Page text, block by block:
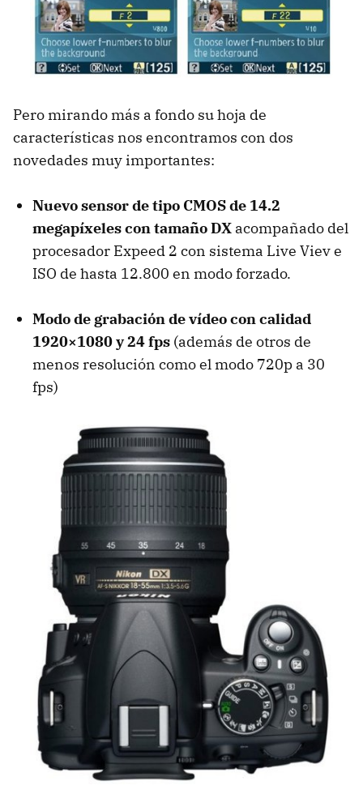
Pero mirando más a fondo su hoja de
características nos encontramos con dos
novedades muy importantes:
Nuevo sensor de tipo CMOSde 14.2
megapíxeles con tamaño DX acompañado del
procesador Expeed 2 con sistema Live Viev e
ISO de hasta 12.800 en modo forzado.
Modo de grabación de vídeo con calidad
1920×1080 y 24 fps (además de otros de
menos resolución como el modo 720p a 30
fps)